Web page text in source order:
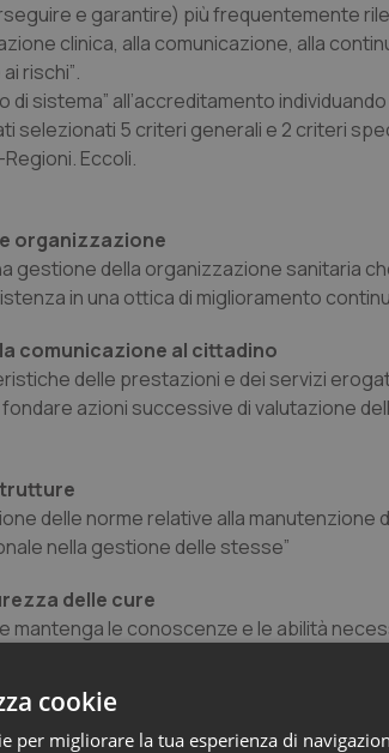
e garantire) più frequentemente
clinica, alla comunicazione, alla
rischi”.
di sistema” all’accreditamento
selezionati 5 criteri generali e 2 criteri
Eccoli.
organizzazione
gestione della organizzazione sanitaria
in una ottica di miglioramento
comunicazione al cittadino
delle prestazioni e dei servizi
azioni successive di valutazione
delle norme relative alla manutenzione
nella gestione delle stesse”
delle cure
le conoscenze e le abilità
di cura
garantisce allineamento ai
cookie
per migliorare la tua esperienza di